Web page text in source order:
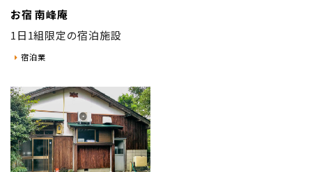
お宿 南峰庵
1日1組限定の宿泊施設
宿泊業